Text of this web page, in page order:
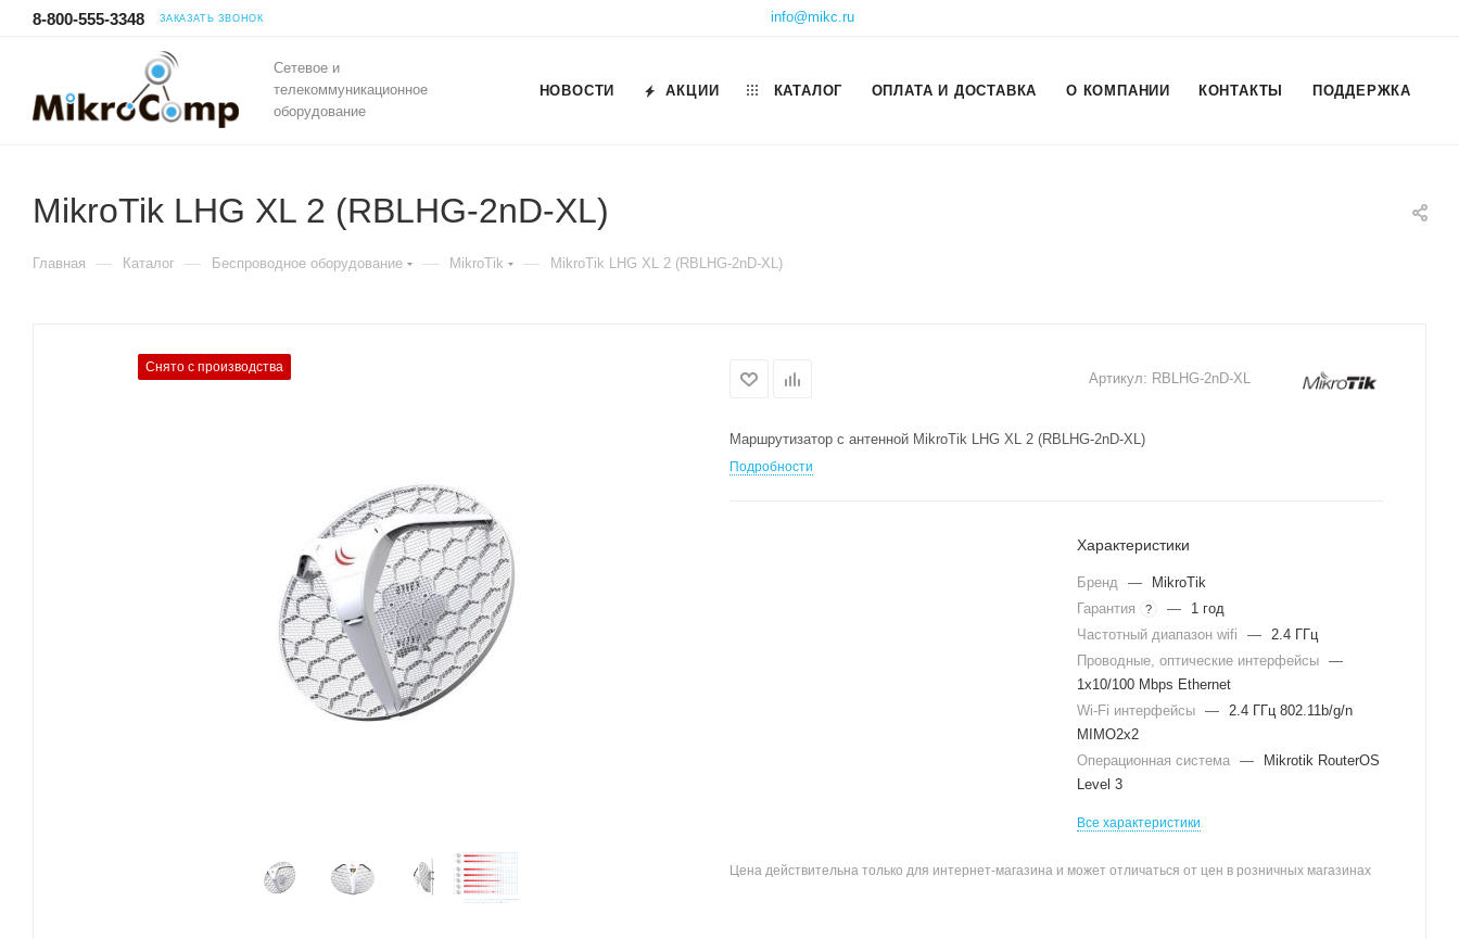
8-800-555-3348 ЗАКАЗАТЬ ЗВОНОК info@mikc.ru
Сетевое и
телекоммуникационное
оборудование
НОВОСТИ АКЦИИ КАТАЛОГ ОПЛАТА И ДОСТАВКА О КОМПАНИИ КОНТАКТЫ ПОДДЕРЖКА
MikroTik LHG XL 2 (RBLHG-2nD-XL)
Главная — Каталог — Беспроводное оборудование — MikroTik — MikroTik LHG XL 2 (RBLHG-2nD-XL)
Снято с производства
Артикул: RBLHG-2nD-XL
Маршрутизатор с антенной MikroTik LHG XL 2 (RBLHG-2nD-XL)
Подробности
Характеристики
Бренд —
MikroTik
Гарантия
? —
1 год
Частотный диапазон wifi
— 2.4 ГГц
Проводные, оптические интерфейсы —
1x10/100 Mbps Ethernet
Wi-Fi интерфейсы — 2.4 ГГц 802.11b/g/n
MIMO2x2
Операционная система —
Mikrotik RouterOS
Level 3
Все характеристики
Цена действительна только для интернет-магазина и может отличаться от цен в розничных магазинах